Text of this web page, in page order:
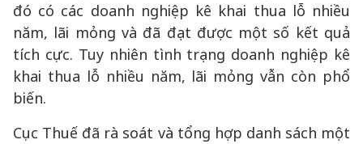
đó có các doanh nghiệp kê khai thua lỗ nhiều
năm, lãi mỏng và đã đạt được một số kết quả
tích cực. Tuy nhiên tình trạng doanh nghiệp kê
khai thua lỗ nhiều năm, lãi mỏng vẫn còn phổ
biến.
Cục Thuế đã rà soát và tổng hợp danh sách một